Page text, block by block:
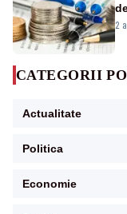
2
CATEGORII
Actualitate
Politica
Economie